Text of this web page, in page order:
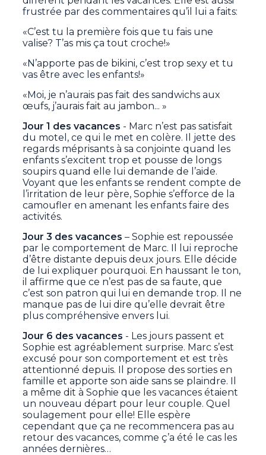
frustrée par des commentaires qu’il lui a faits:
«C’est tu la première fois que tu fais une
valise? T’as mis ça tout croche!»
«N’apporte pas de bikini, c’est trop sexy et tu
vas être avec les enfants!»
«Moi, je n’aurais pas fait des sandwichs aux
œufs, j’aurais fait au jambon... »
Jour 1 des vacances - Marc n’est pas satisfait
du motel, ce qui le met en colère. Il jette des
regards méprisants à sa conjointe quand les
enfants s’excitent trop et pousse de longs
soupirs quand elle lui demande de l’aide.
Voyant que les enfants se rendent compte de
l’irritation de leur père, Sophie s’efforce de la
camoufler en amenant les enfants faire des
activités.
Jour 3 des vacances – Sophie est repoussée
par le comportement de Marc. Il lui reproche
d’être distante depuis deux jours. Elle décide
de lui expliquer pourquoi. En haussant le ton,
il affirme que ce n’est pas de sa faute, que
c’est son patron qui lui en demande trop. Il ne
manque pas de lui dire qu’elle devrait être
plus compréhensive envers lui.
Jour 6 des vacances - Les jours passent et
Sophie est agréablement surprise. Marc s’est
excusé pour son comportement et est très
attentionné depuis. Il propose des sorties en
famille et apporte son aide sans se plaindre. Il
a même dit à Sophie que les vacances étaient
un nouveau départ pour leur couple. Quel
soulagement pour elle! Elle espère
cependant que ça ne recommencera pas au
retour des vacances, comme ç’a été le cas les
années dernières…